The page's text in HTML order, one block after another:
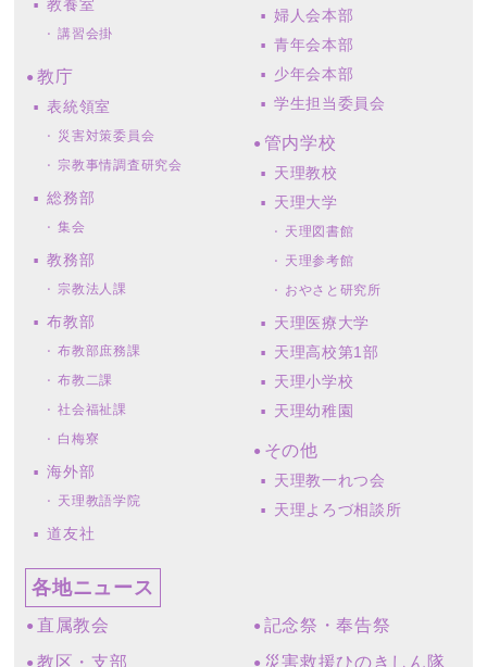
教養室
講習会掛
教庁
表統領室
災害対策委員会
宗教事情調査研究会
総務部
集会
教務部
宗教法人課
布教部
布教部庶務課
布教二課
社会福祉課
白梅寮
海外部
天理教語学院
道友社
婦人会本部
青年会本部
少年会本部
学生担当委員会
管内学校
天理教校
天理大学
天理図書館
天理参考館
おやさと研究所
天理医療大学
天理高校第1部
天理小学校
天理幼稚園
その他
天理教一れつ会
天理よろづ相談所
各地ニュース
直属教会
教区・支部
記念祭・奉告祭
災害救援ひのきしん隊